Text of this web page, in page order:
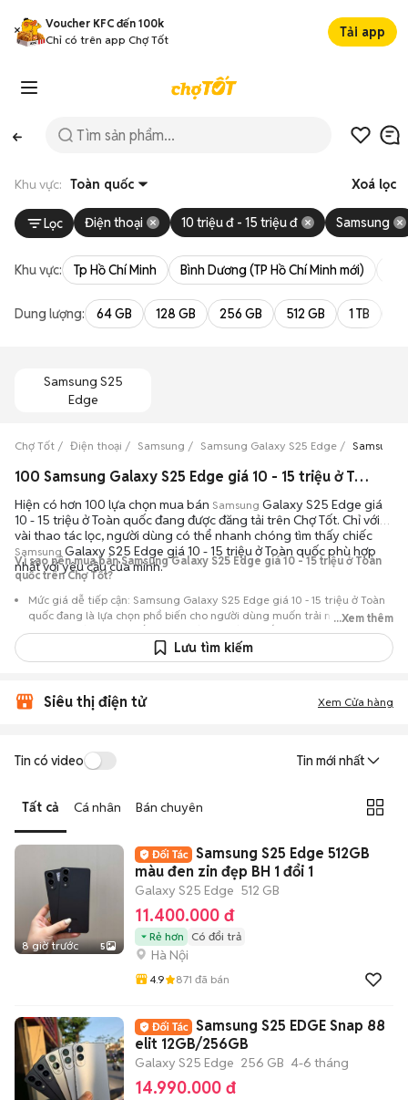
Voucher KFC đến 100k
Chỉ có trên app Chợ Tốt
Tải app
Khu vực: Toàn quốc Xoá lọc
Lọc Điện thoại 10 triệu đ - 15 triệu đ Samsung
Khu vực: Tp Hồ Chí Minh Bình Dương (TP Hồ Chí Minh mới)
Dung lượng: 64 GB 128 GB 256 GB 512 GB 1 TB
Samsung S25
Edge
Chợ Tốt Điện thoại Samsung Samsung Galaxy S25 Edge Samsung
100 Samsung Galaxy S25 Edge giá 10 - 15 triệu ở Toàn quốc máy bền đẹp đang bán 08/2026
Hiện có hơn 100 lựa chọn mua bán Samsung Galaxy S25 Edge giá
10 - 15 triệu ở Toàn quốc đang được đăng tải trên Chợ Tốt. Chỉ với
vài thao tác lọc, người dùng có thể nhanh chóng tìm thấy chiếc
Samsung Galaxy S25 Edge giá 10 - 15 triệu ở Toàn quốc phù hợp
nhất với yêu cầu của mình.
Vì sao nên mua bán Samsung Galaxy S25 Edge giá 10 - 15 triệu ở Toàn
quốc trên Chợ Tốt?
Mức giá dễ tiếp cận: Samsung Galaxy S25 Edge giá 10 - 15 triệu ở Toàn
quốc đang là lựa chọn phổ biến cho người dùng muốn trải nghiệm dòng
máy này với chi phí thấp hơn so với khi mới ra mắt.
Nguồn cung phong phú: Dễ dàng tìm thấySamsung
sắc.
tin đăng.
Mua bán linh hoạt: Hai bên có thể chủ động thỏa thuận giá cả và
địa điểm giao nhận, chốt giao dịch nhanh chóng khi đạt được
tiếng nói chung.
...Xem thêm
Lưu tìm kiếm
Siêu thị điện tử Xem Cửa hàng
Tin có video Tin mới nhất
Tất cả Cá nhân Bán chuyên
8 giờ trước 5
Samsung S25 Edge 512GB
màu đen zin đẹp BH 1 đổi 1
Galaxy S25 Edge 512 GB
11.400.000 đ
Rẻ hơn Có đổi trả
Hà Nội
4.9 871 đã bán
Samsung S25 EDGE Snap 88
elit 12GB/256GB
Galaxy S25 Edge 256 GB 4-6 tháng
14.990.000 đ